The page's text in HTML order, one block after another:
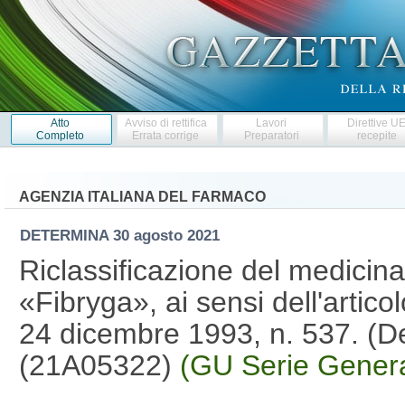
Atto
Completo
Avviso di rettifica
Errata corrige
Lavori
Preparatori
Direttive
recepite
AGENZIA ITALIANA DEL FARMACO
DETERMINA 30 agosto 2021
Riclassificazione del
«Fibryga», ai sensi
24 dicembre 1993, n. 537.
(21A05322) (GU Serie